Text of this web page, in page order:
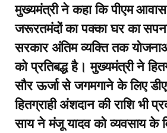
मुख्यमंत्री ने कहा कि पीएम
जरूरतमंदों का पक्का घर का सपना
सरकार अंतिम व्यक्ति तक
को प्रतिबद्ध है। मुख्यमंत्री ने
सौर ऊर्जा से जगमगाने के लिए
हितग्राही अंशदान की राशि भी
साय ने मंजू यादव को व्यवसाय के